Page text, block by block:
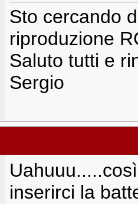
Sto cercando
riproduzione
Saluto tutti e
Sergio
inserirci la